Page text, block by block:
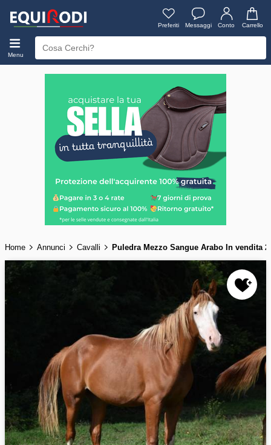
Preferiti Messaggi Conto Carrello
Menu
Home Annunci Cavalli Puledra Mezzo Sangue Arabo In vendita